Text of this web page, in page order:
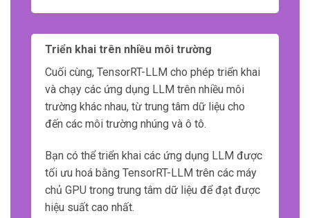
Triển khai trên nhiều môi trường
Cuối cùng, TensorRT-LLM cho phép triển khai
và chạy các ứng dụng LLM trên nhiều môi
trường khác nhau, từ trung tâm dữ liệu cho
đến các môi trường nhúng và ô tô.
Bạn có thể triển khai các ứng dụng LLM được
tối ưu hoá bằng TensorRT-LLM trên các máy
chủ GPU trong trung tâm dữ liệu để đạt được
hiệu suất cao nhất.